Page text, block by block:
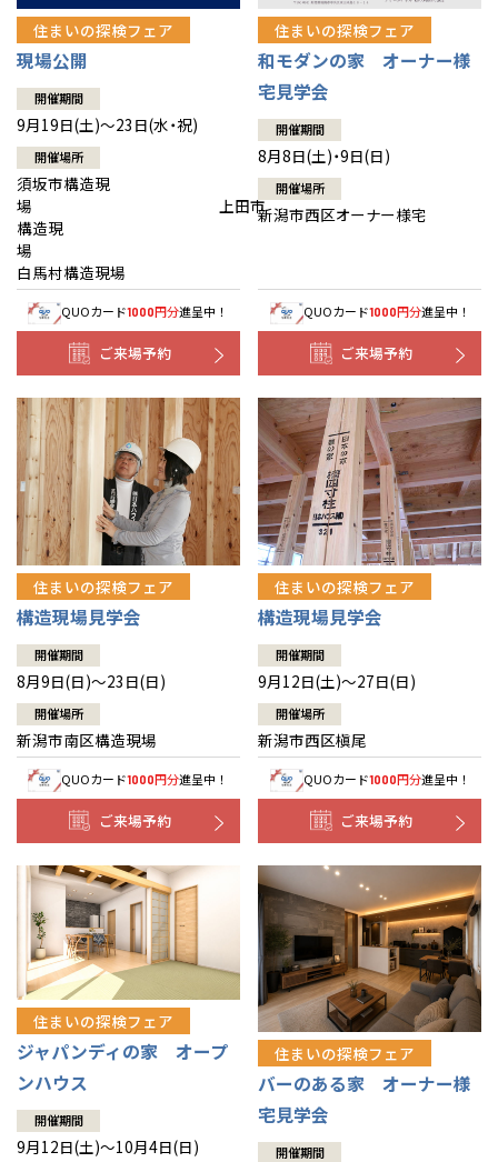
住まいの探検フェア
現場公開
開催期間
9月19日(土)～23日(水・祝)
開催場所
須坂市構造現
場 上田市
構造現
場
白馬村構造現場
QUOカード1000円分進呈中！
ご来場予約
住まいの探検フェア
和モダンの家 オーナー様
宅見学会
開催期間
8月8日(土)・9日(日)
開催場所
新潟市西区オーナー様宅
QUOカード1000円分進呈中！
ご来場予約
住まいの探検フェア
構造現場見学会
開催期間
8月9日(日)～23日(日)
開催場所
新潟市南区構造現場
QUOカード1000円分進呈中！
ご来場予約
住まいの探検フェア
構造現場見学会
開催期間
9月12日(土)～27日(日)
開催場所
新潟市西区槇尾
QUOカード1000円分進呈中！
ご来場予約
住まいの探検フェア
ジャパンディの家 オープ
ンハウス
開催期間
9月12日(土)～10月4日(日)
住まいの探検フェア
バーのある家 オーナー様
宅見学会
開催期間